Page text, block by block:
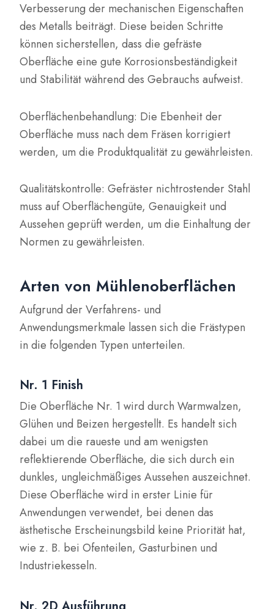
Verbesserung der mechanischen Eigenschaften
des Metalls beiträgt. Diese beiden Schritte
können sicherstellen, dass die gefräste
Oberfläche eine gute Korrosionsbeständigkeit
und Stabilität während des Gebrauchs aufweist.
Oberflächenbehandlung: Die Ebenheit der
Oberfläche muss nach dem Fräsen korrigiert
werden, um die Produktqualität zu gewährleisten.
Qualitätskontrolle: Gefräster nichtrostender Stahl
muss auf Oberflächengüte, Genauigkeit und
Aussehen geprüft werden, um die Einhaltung der
Normen zu gewährleisten.
Arten von Mühlenoberflächen
Aufgrund der Verfahrens- und
Anwendungsmerkmale lassen sich die Frästypen
in die folgenden Typen unterteilen.
Nr. 1 Finish
Die Oberfläche Nr. 1 wird durch Warmwalzen,
Glühen und Beizen hergestellt. Es handelt sich
dabei um die raueste und am wenigsten
reflektierende Oberfläche, die sich durch ein
dunkles, ungleichmäßiges Aussehen auszeichnet.
Diese Oberfläche wird in erster Linie für
Anwendungen verwendet, bei denen das
ästhetische Erscheinungsbild keine Priorität hat,
wie z. B. bei Ofenteilen, Gasturbinen und
Industriekesseln.